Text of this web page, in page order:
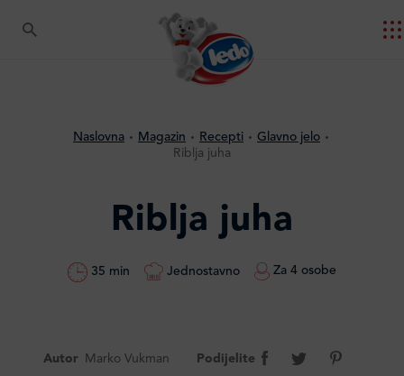
Naslovna Magazin Recepti
Glavno jelo
Riblja juha
Riblja juha
35 min Jednostavno Za 4 osobe
Autor Marko Vukman Podijelite